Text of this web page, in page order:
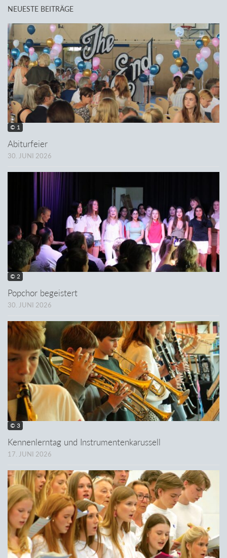
NEUESTE BEITRÄGE
© 1
Abiturfeier
30. JUNI 2026
© 2
Popchor begeistert
30. JUNI 2026
© 3
Kennenlerntag und Instrumentenkarussell
17. JUNI 2026